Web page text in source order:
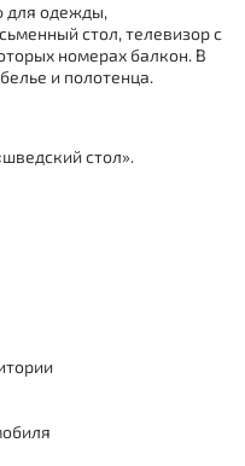
для одежды,
стол, телевизор с
номерах балкон. В
и полотенца.
стол».